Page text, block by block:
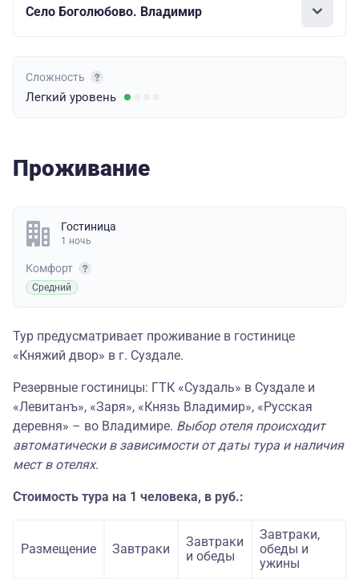
Cело Боголюбово. Владимир
Сложность
Легкий уровень
Проживание
Гостиница
1 ночь
Комфорт
Средний
Тур предусматривает проживание в гостинице
«Княжий двор» в г. Суздале.
Резервные гостиницы: ГТК «Суздаль» в Суздале и
«Левитанъ», «Заря», «Князь Владимир», «Русская
деревня» – во Владимире. Выбор отеля происходит
автоматически в зависимости от даты тура и наличия
мест в отелях.
Стоимость тура на 1 человека, в руб.:
Размещение Завтраки
Завтраки
и обеды
Завтраки,
обеды и
ужины